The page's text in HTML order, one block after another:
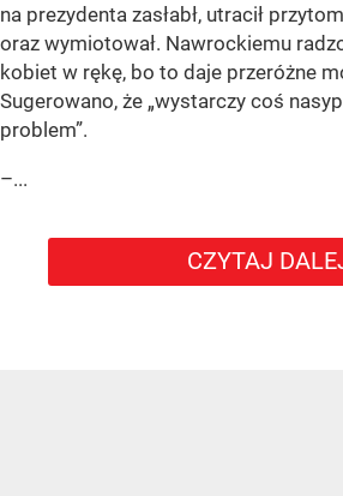
na prezydenta zasłabł, utracił
oraz wymiotował. Nawrockiemu
kobiet w rękę, bo to daje przeróżne
Sugerowano, że „wystarczy coś
problem”.
–...
CZYTAJ